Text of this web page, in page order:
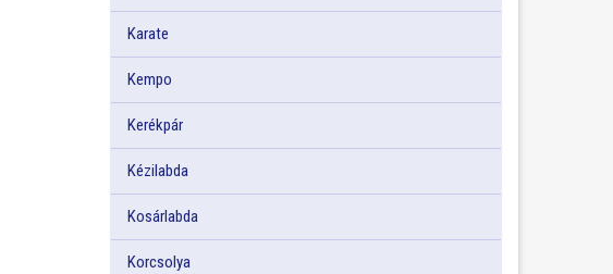
Karate
Kempo
Kerékpár
Kézilabda
Kosárlabda
Korcsolya